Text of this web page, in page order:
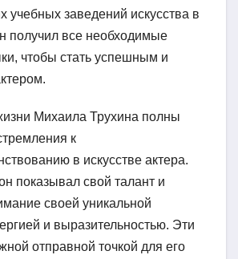
учебных заведений искусства в
получил все необходимые
чтобы стать успешным и
Михаила Трухина полны
к
в искусстве актера.
показывал свой талант и
своей уникальной
и выразительностью. Эти
отправной точкой для его